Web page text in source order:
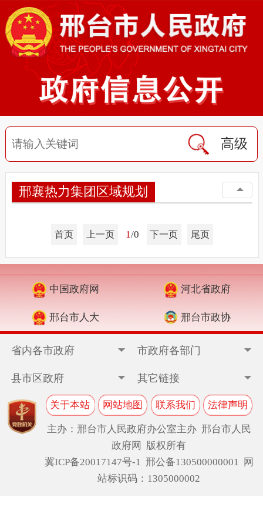
高级
邢襄热力集团区域规划
首页 上一页 1/0 下一页 尾页
中国政府网 河北省政府
邢台市人大 邢台市政协
省内各市政府 市政府各部门
县市区政府 其它链接
关于本站 网站地图 联系我们 法律声明
主办：邢台市人民政府办公室主办 邢台市人民
政府网 版权所有
冀ICP备20017147号-1 邢公备130500000001 网
站标识码：1305000002